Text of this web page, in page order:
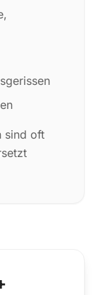
sind oft